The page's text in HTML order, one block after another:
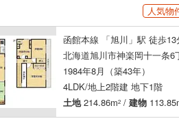
人気物
函館本線 「旭川」駅 徒歩13
北海道旭川市神楽岡十一条6
1984年8月（築43年）
4LDK/地上2階建 地下1階
土地214.86m2 / 建物
河西郡
町(1) 中川郡
町(0) 中川郡
町(1) 十勝郡
町(1) 厚岸郡